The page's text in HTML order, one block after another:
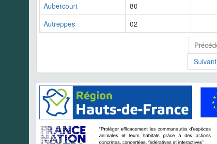
Aubercourt
80
Autreppes
02
Suivant